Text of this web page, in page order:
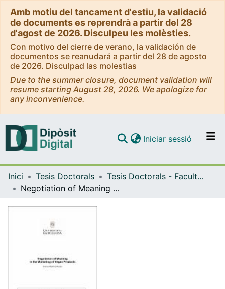
Amb motiu del tancament d'estiu, la validació
de documents es reprendrà a partir del 28
d'agost de 2026. Disculpeu les molèsties.
Con motivo del cierre de verano, la validación de
documentos se reanudará a partir del 28 de agosto
de 2026. Disculpad las molestias
Due to the summer closure, document validation will
resume starting August 28, 2026. We apologize for
any inconvenience.
Navega per tot el DD
Com publicar
Iniciar sessió (current)
Inici Tesis Doctorals
Tesis Doctorals - Facultat - Filologia
Negotiation of Meaning in the Marketing of Vegan Products